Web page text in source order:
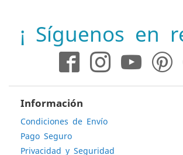
de
noticias:
¡ Síguenos en
Información
Condiciones de Envío
Pago Seguro
Privacidad y Seguridad